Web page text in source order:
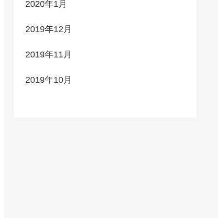
2020年1月
2019年12月
2019年11月
2019年10月